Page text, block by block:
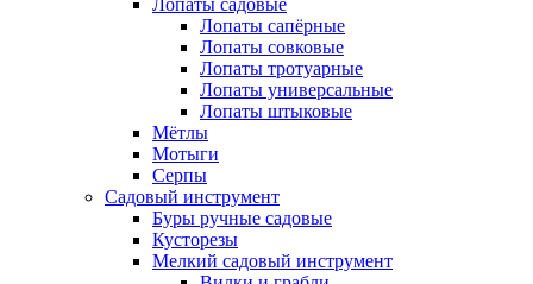
Лопаты садовые
Лопаты сапёрные
Лопаты совковые
Лопаты тротуарные
Лопаты универсальные
Лопаты штыковые
Мётлы
Мотыги
Серпы
Садовый инструмент
Буры ручные садовые
Кусторезы
Мелкий садовый инструмент